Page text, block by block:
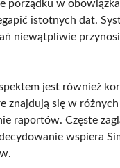
porządku w
istotnych dat.
niewątpliwie
jest również
znajdują się w
raportów. Częste
wspiera